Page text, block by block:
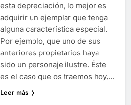
esta depreciación, lo mejor es
adquirir un ejemplar que tenga
alguna característica especial.
Por ejemplo, que uno de sus
anteriores propietarios haya
sido un personaje ilustre. Éste
es el caso que os traemos hoy,…
Leer más